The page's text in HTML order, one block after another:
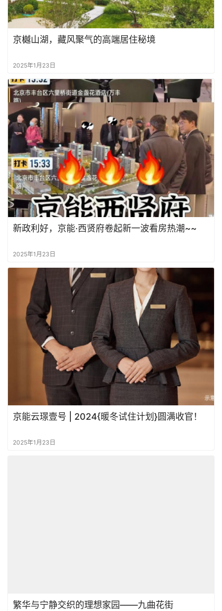
京樾山湖，藏风聚气的高端居住秘境
2025年1月23日
新政利好，京能·西贤府卷起新一波看房热潮~~
2025年1月23日
京能云璟壹号 | 2024{暖冬试住计划}圆满收官！
2025年1月23日
繁华与宁静交织的理想家园——九曲花街